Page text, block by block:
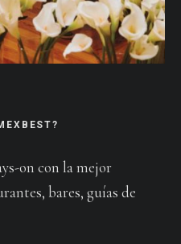
on con la mejor
bares, guías de